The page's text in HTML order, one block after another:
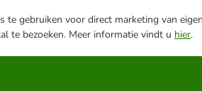
gebruiken voor direct marketing van
te bezoeken. Meer informatie vindt u hier.